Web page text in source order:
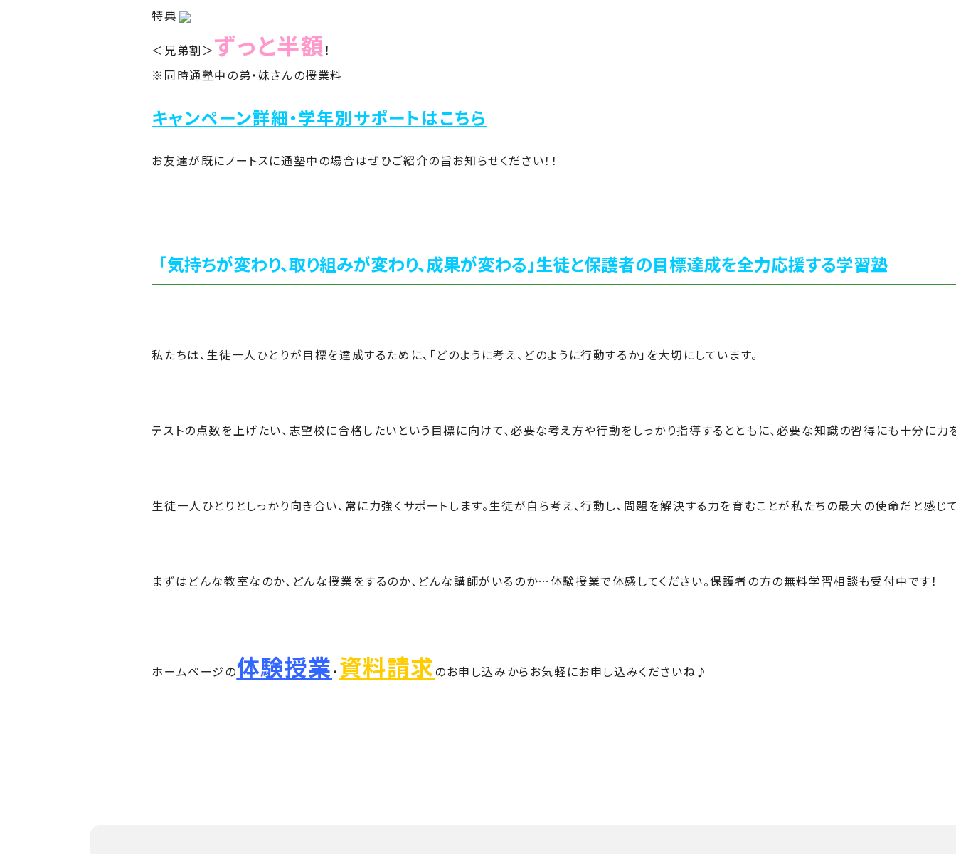
特典
＜兄弟割＞ずっと半額 ！
※同時通塾中の弟・妹さんの授業料
キャンペーン詳細・学年別サポートはこちら
お友達が既にノートスに通塾中の場合はぜひご紹介の旨お知らせください！！
「気持ちが変わり、取り組みが変わり、成果が変わる」生徒と保護者の目標達成を全力応援する学習塾
私たちは、生徒一人ひとりが目標を達成するために、「どのように考え、どのように行動するか」を大切にしています。
テストの点数を上げたい、志望校に合格したいという目標に向けて、必要な考え方や行動をしっかり指導するとともに、必要な知識の習得にも十分に力
生徒一人ひとりとしっかり向き合い、常に力強くサポートします。生徒が自ら考え、行動し、問題を解決する力を育むことが私たちの最大の使命だと感じ
まずはどんな教室なのか、どんな授業をするのか、どんな講師がいるのか…体験授業で体感してください。保護者の方の無料学習相談も受付中です！
ホームページの体験授業 ・ 資料請求のお申し込みからお気軽にお申し込みくださいね♪